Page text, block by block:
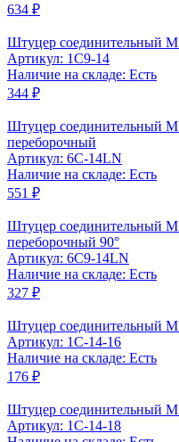
634 ₽
Штуцер соединительный
Артикул: 1C9-14
Наличие на складе: Есть
344 ₽
Штуцер соединительный
переборочный
Артикул: 6C-14LN
Наличие на складе: Есть
551 ₽
Штуцер соединительный
переборочный 90°
Артикул: 6C9-14LN
Наличие на складе: Есть
327 ₽
Штуцер соединительный
Артикул: 1C-14-16
Наличие на складе: Есть
176 ₽
Штуцер соединительный
Артикул: 1C-14-18